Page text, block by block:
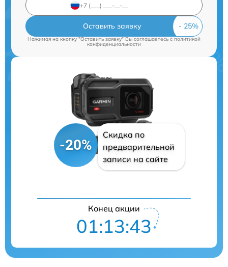
Оставить заявку
Нажимая на кнопку "Оставить заявку" Вы соглашаетесь cполитикой
конфиденциальности
-20%
Скидка по
предварительной
записи на сайте
Конец акции
01:13:42